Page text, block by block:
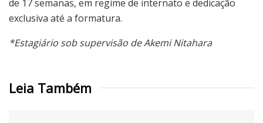
de 17 semanas, em regime de internato e dedicação
exclusiva até a formatura.
*Estagiário sob supervisão de Akemi Nitahara
Leia Também